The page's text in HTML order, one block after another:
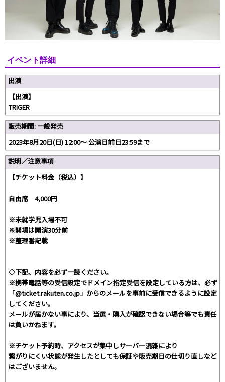
イベント詳細
出演
【出演】
TRIGER
販売期間: 一般発売
2023年8月20日(日) 12:00〜 公演日前日23:59まで
説明／注意事項
【チケット料金（税込）】
自由席 4,000円
※未就学児入場不可
※開場は開演30分前
※整理番記載
◇下記、内容を必ず一読ください。
※携帯電話等の受信設定でドメイン指定受信を設定している方は、必ず
「@ticket.rakuten.co.jp」からのメールを事前に受信できるように設定
してください。
メールが届かない事により、当選・購入が確認できない場合等でも責任
は負いかねます。
※チケット予約時、アクセスが集中しサーバー混雑により
繋がりにくい状態が発生したとしても保証や販売期日の仕切り直しなど
はございません。